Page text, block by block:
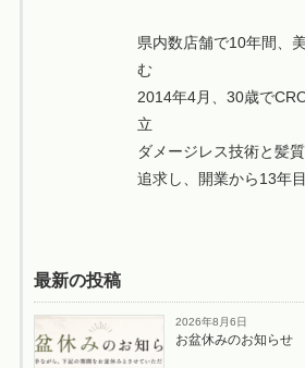
県内数店舗で10年間、
む
2014年4月、30歳で
立
ダメージレス技術と髪
追求し、開業から13年
最新の投稿
2026年8月6日
お盆休みのお知らせ